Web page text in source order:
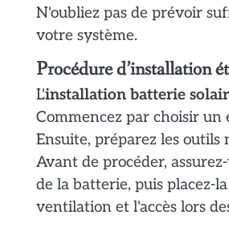
N'oubliez pas de prévoir
votre système.
Procédure d’installation
L'installation batterie
Commencez par choisir
Ensuite, préparez les outils
Avant de procéder,
de la batterie, puis placez-
ventilation et l'accès lors